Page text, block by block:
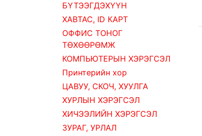
БҮТЭЭГДЭХҮҮН
ХАВТАС, ID КАРТ
ОФФИС ТОНОГ
ТӨХӨӨРӨМЖ
КОМПЬЮТЕРЫН ХЭРЭГСЭЛ
Принтерийн хор
ЦАВУУ, СКОЧ, ХУУЛГА
ХУРЛЫН ХЭРЭГСЭЛ
ХИЧЭЭЛИЙН ХЭРЭГСЭЛ
ЗУРАГ, УРЛАЛ